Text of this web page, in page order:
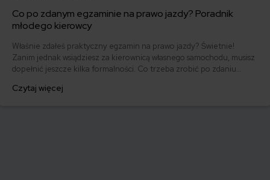
Co po zdanym egzaminie na prawo jazdy? Poradnik
młodego kierowcy
Właśnie zdałeś praktyczny egzamin na prawo jazdy? Świetnie!
Zanim jednak wsiądziesz za kierownicą własnego samochodu, musisz
dopełnić jeszcze kilka formalności. Co trzeba zrobić po zdaniu
którym szybko załatwisz sprawy urzędowe i będziesz mógł prowadzić
Czytaj więcej